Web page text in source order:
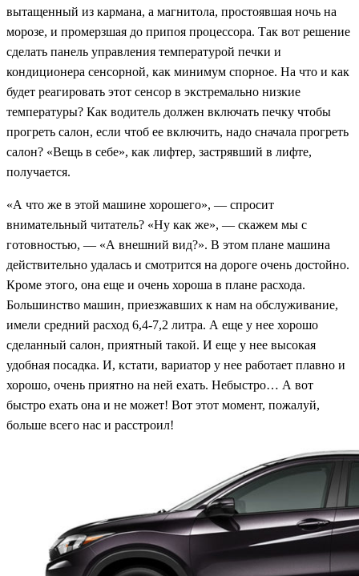
вытащенный из кармана, а магнитола, простоявшая ночь на
морозе, и промерзшая до припоя процессора. Так вот решение
сделать панель управления температурой печки и
кондиционера сенсорной, как минимум спорное. На что и как
будет реагировать этот сенсор в экстремально низкие
температуры? Как водитель должен включать печку чтобы
прогреть салон, если чтоб ее включить, надо сначала прогреть
салон? «Вещь в себе», как лифтер, застрявший в лифте,
получается.
«А что же в этой машине хорошего», — спросит
внимательный читатель? «Ну как же», — скажем мы с
готовностью, — «А внешний вид?». В этом плане машина
действительно удалась и смотрится на дороге очень достойно.
Кроме этого, она еще и очень хороша в плане расхода.
Большинство машин, приезжавших к нам на обслуживание,
имели средний расход 6,4-7,2 литра. А еще у нее хорошо
сделанный салон, приятный такой. И еще у нее высокая
удобная посадка. И, кстати, вариатор у нее работает плавно и
хорошо, очень приятно на ней ехать. Небыстро… А вот
быстро ехать она и не может! Вот этот момент, пожалуй,
больше всего нас и расстроил!